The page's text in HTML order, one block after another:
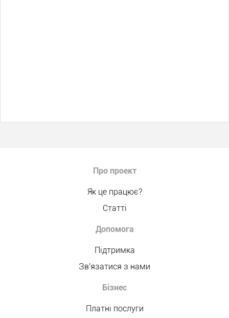
Про проект
Як це працює?
Статті
Допомога
Підтримка
Зв'язатися з нами
Бізнес
Платні послуги